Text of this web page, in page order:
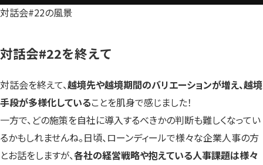
対話会#22の風景
対話会#22を終えて
対話会を終えて、越境先や越境期間のバリエーションが増え、越境
手段が多様化していることを肌身で感じました！
一方で、どの施策を自社に導入するべきかの判断も難しくなってい
るかもしれませんね。日頃、ローンディールで様々な企業人事の方
とお話をしますが、各社の経営戦略や抱えている人事課題は様々